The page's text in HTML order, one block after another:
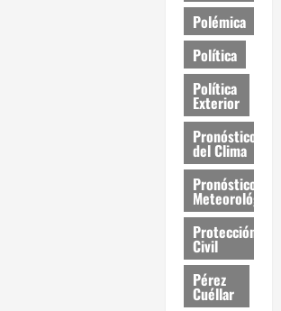
Polémica
Política
Política
Exterior
Pronóstico
del Clima
Pronóstico
Meteorológico
Protección
Civil
Pérez
Cuéllar